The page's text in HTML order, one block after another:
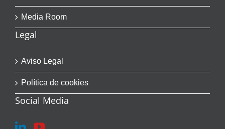
Media Room
Legal
Aviso Legal
Política de cookies
Social Media